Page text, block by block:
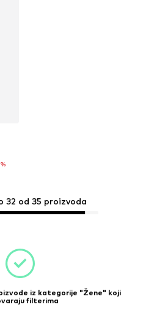
32 od 35 proizvoda
iz kategorije "Žene" koji
filterima